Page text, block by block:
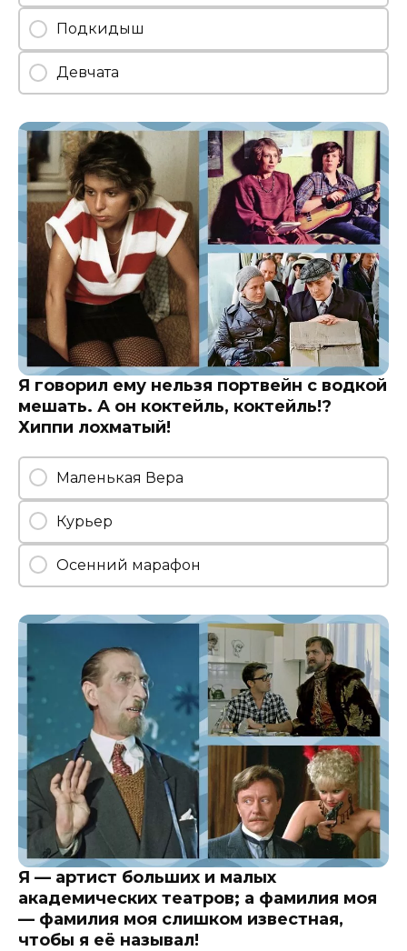
Подкидыш
Девчата
Я говорил ему нельзя портвейн с водкой
мешать. А он коктейль, коктейль!?
Хиппи лохматый!
Маленькая Вера
Курьер
Осенний марафон
Я — артист больших и малых
академических театров; а фамилия моя
— фамилия моя слишком известная,
чтобы я её называл!